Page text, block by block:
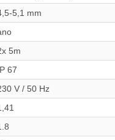
5,1 mm
5m
67
V / 50 Hz